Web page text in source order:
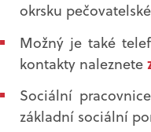
okrsku
Možný je také
kontakty naleznete
Sociální
základní sociální